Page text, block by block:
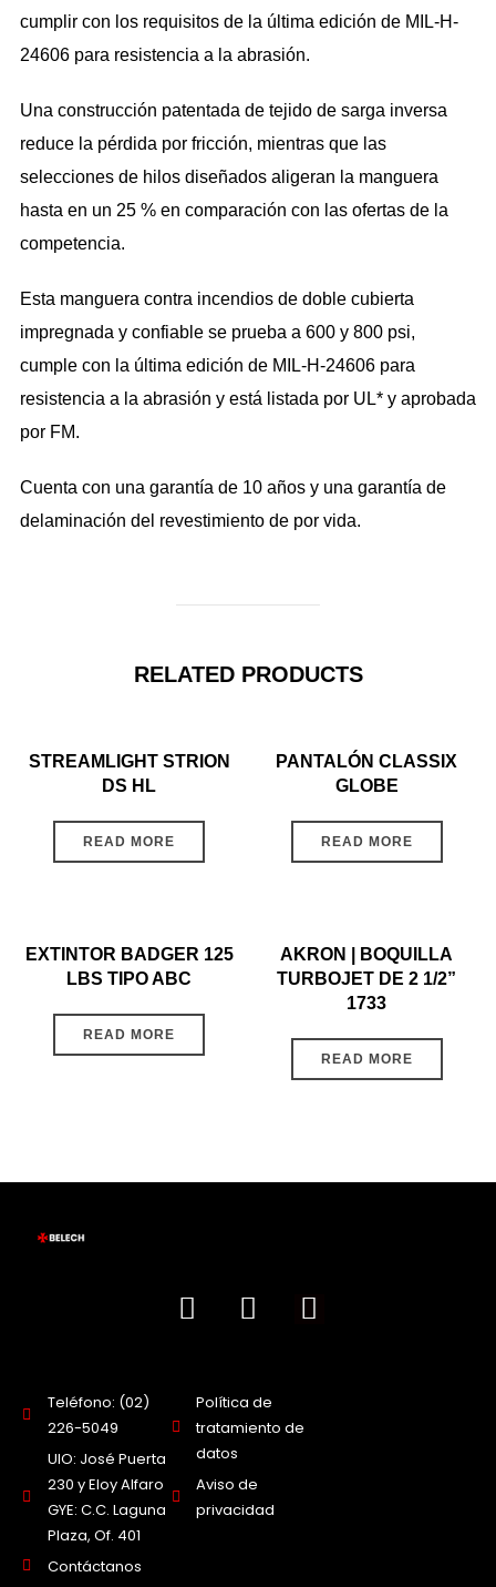
cumplir con los requisitos de la última edición de MIL-H-
24606 para resistencia a la abrasión.
Una construcción patentada de tejido de sarga inversa
reduce la pérdida por fricción, mientras que las
selecciones de hilos diseñados aligeran la manguera
hasta en un 25 % en comparación con las ofertas de la
competencia.
Esta manguera contra incendios de doble cubierta
impregnada y confiable se prueba a 600 y 800 psi,
cumple con la última edición de MIL-H-24606 para
resistencia a la abrasión y está listada por UL* y aprobada
por FM.
Cuenta con una garantía de 10 años y una garantía de
delaminación del revestimiento de por vida.
RELATED PRODUCTS
STREAMLIGHT STRION
DS HL
READ MORE
PANTALÓN CLASSIX
GLOBE
READ MORE
EXTINTOR BADGER 125
LBS TIPO ABC
READ MORE
AKRON | BOQUILLA
TURBOJET DE 2 1/2”
1733
READ MORE
Teléfono: (02)
226-5049
UIO: José Puerta
230 y Eloy Alfaro
GYE: C.C. Laguna
Plaza, Of. 401
Contáctanos
Política de
tratamiento de
datos
Aviso de
privacidad